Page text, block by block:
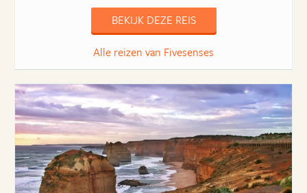
BEKIJK DEZE REIS
Alle reizen van Fivesenses